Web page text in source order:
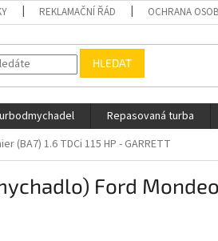
REKLAMAČNÍ ŘÁD OCHRANA
HLEDAT
Repasovaná turba
(BA7) 1.6 TDCi 115 HP - GARRETT
Ford Mondeo